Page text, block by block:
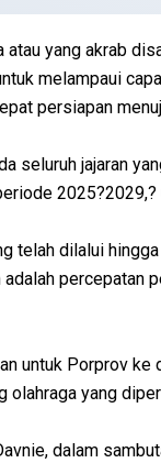
atau yang akrab
melampaui
persiapan
seluruh jajaran
2025?2029,?
telah dilalui
percepatan
untuk Porprov ke
olahraga yang
dalam